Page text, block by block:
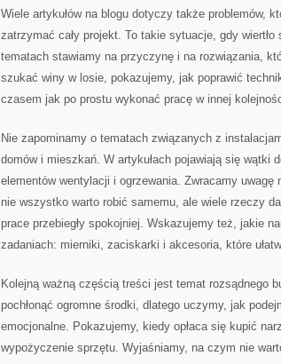
Wiele artykułów na blogu dotyczy także problemów,
zatrzymać cały projekt. To takie sytuacje, gdy
tematach stawiamy na przyczynę i na rozwiązania,
szukać winy w losie, pokazujemy, jak poprawić
czasem jak po prostu wykonać pracę w innej
Nie zapominamy o tematach związanych z
domów i mieszkań. W artykułach pojawiają się wątki
elementów wentylacji i ogrzewania. Zwracamy
nie wszystko warto robić samemu, ale wiele rzeczy
prace przebiegły spokojniej. Wskazujemy też, jakie
zadaniach: mierniki, zaciskarki i akcesoria, które
Kolejną ważną częścią treści jest temat rozsądnego
pochłonąć ogromne środki, dlatego uczymy, jak
emocjonalne. Pokazujemy, kiedy opłaca się kupić
wypożyczenie sprzętu. Wyjaśniamy, na czym nie